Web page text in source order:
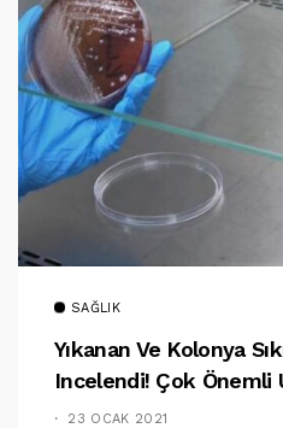
SAĞLIK
Yıkanan Ve Kolonya
Incelendi! Çok Önemli
23 OCAK 2021